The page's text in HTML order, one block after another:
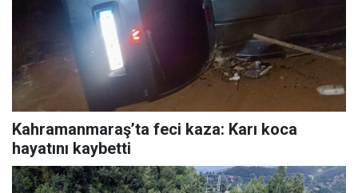
Kahramanmaraş’ta feci kaza: Karı koca
hayatını kaybetti